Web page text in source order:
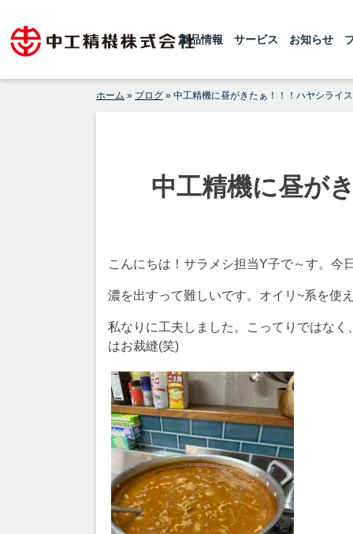
content
業100年の粉砕機製造パイオニ
アメーカー
機・ボールミルを製造している中工精機
です。微粉砕機のボールミル、連続式微
粉砕機のチューブミルを製造しておりま
製品情報 サービス お知らせ
ホーム » ブログ » 中工精機に昼がきたぁ！！！ハヤシライス
中工精機に昼が
こんにちは！サラメシ担当Y子で～す。今
濃を出すって難しいです。オイリ~系を使
私なりに工夫しました。こってりではな
はお裁縫(笑)